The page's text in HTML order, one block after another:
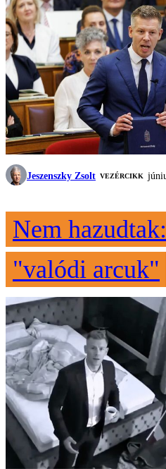
Jeszenszky Zsolt VEZÉRCIKK
Nem
"valódi arcuk"